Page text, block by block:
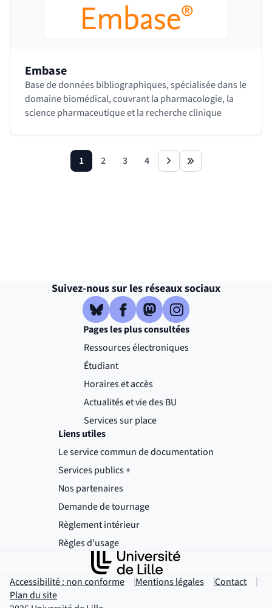
Embase
Base de données bibliographiques, spécialisée dans le
domaine biomédical, couvrant la pharmacologie, la
science pharmaceutique et la recherche clinique
page
1 page
2 page
3 page
4 next last
Suivez-nous sur les réseaux sociaux
Bluesky
( )
(nouvelle fenêtre)
Facebook
( )
(nouvelle fenêtre)
Mastodon
( )
(nouvelle fenêtre)
Instagram
( )
(nouvelle fenêtre)
Pages les plus consultées
Ressources électroniques
Étudiant
Horaires et accès
Actualités et vie des BU
Services sur place
Liens utiles
Le service commun de documentation
Services publics +
(nouvelle fenêtre)
Nos partenaires
Demande de tournage
(nouvelle fenêtre)
Règlement intérieur
(nouvelle fenêtre)
Règles d'usage
(nouvelle fenêtre)
Accessibilité : non conforme Mentions légales
Contact
Plan du site